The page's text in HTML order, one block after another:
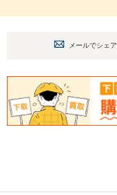
メールでシェ